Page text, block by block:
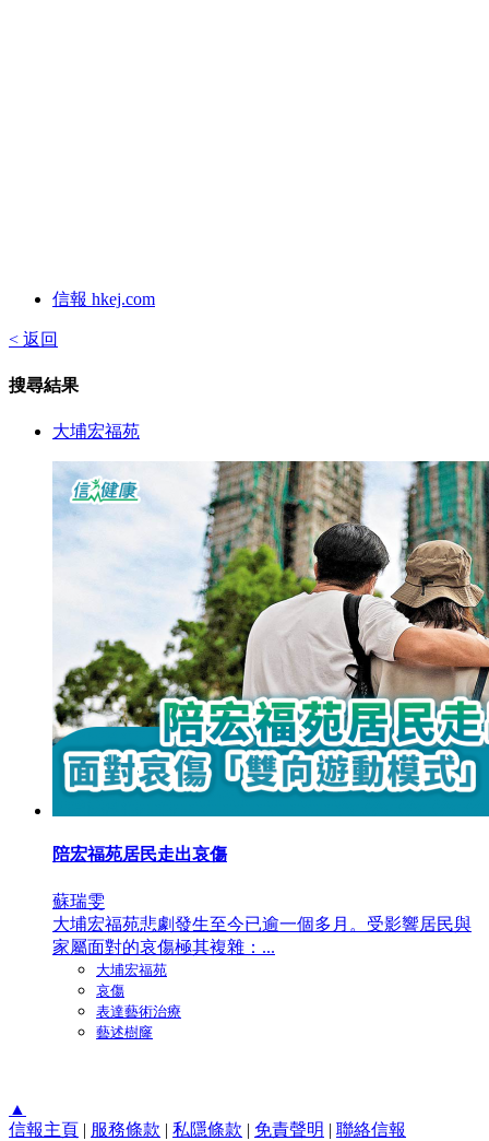
信報 hkej.com
< 返回
搜尋結果
大埔宏福苑
陪宏福苑居民走出哀傷
蘇瑞雯
大埔宏福苑悲劇發生至今已逾一個多月。受影響居民與
家屬面對的哀傷極其複雜：...
大埔宏福苑
哀傷
表達藝術治療
藝述樹窿
▲
信報主頁 | 服務條款 | 私隱條款 | 免責聲明 | 聯絡信報